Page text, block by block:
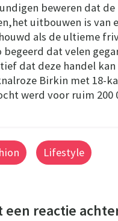
beweren dat
uitbouwen is van
als de ultieme
begeerd dat velen
dat deze handel
Birkin met 18-
werd voor ruim 200
Lifestyle
een reactie